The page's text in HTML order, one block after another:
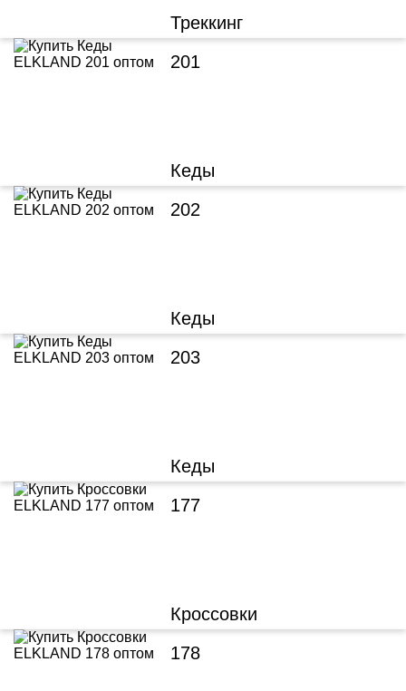
Треккинг
201
Кеды
202
Кеды
203
Кеды
177
Кроссовки
178